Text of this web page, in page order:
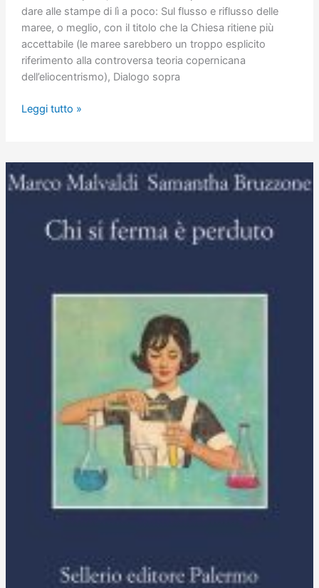
dare alle stampe di lì a poco: Sul flusso e riflusso delle
maree, o meglio, con il titolo che la Chiesa ritiene più
accettabile (le maree sarebbero un troppo esplicito
riferimento alla controversa teoria copernicana
dell’eliocentrismo), Dialogo sopra
Oscura
Leggi tutto »